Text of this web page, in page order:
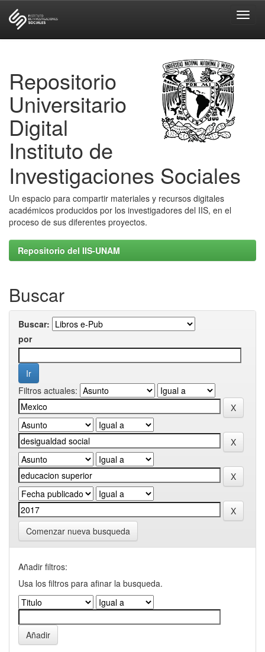
Repositorio
Universitario
Digital
Instituto de
Investigaciones Sociales
Un espacio para compartir materiales y recursos digitales
académicos producidos por los investigadores del IIS, en el
proceso de sus diferentes proyectos.
Repositorio del IIS-UNAM
Buscar
Buscar:
por
Filtros actuales:
Comenzar nueva busqueda
Añadir filtros:
Usa los filtros para afinar la busqueda.